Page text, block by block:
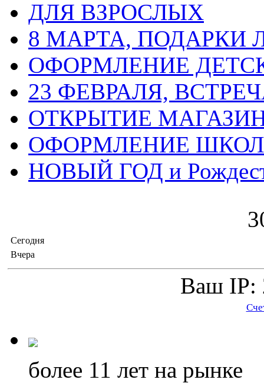
ДЛЯ ВЗРОСЛЫХ
8 МАРТА,
ОФОРМЛЕНИЕ
23 ФЕВРАЛЯ,
ОТКРЫТИЕ
ОФОРМЛЕНИЕ
НОВЫЙ ГОД и
3
Сегодня
Вчера
Ваш IP:
более 11 лет на рынке